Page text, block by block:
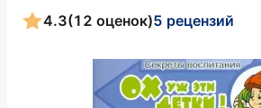
4.3(12 оценок)5 рецензий